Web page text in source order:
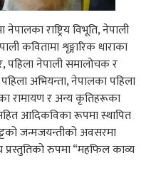
राष्ट्रिय विभूति, नेपाली
कवितामा शृङ्गारिक धाराका
पहिला नेपाली समालोचक र
अभियन्ता, नेपालका पहिला
रामायण र अन्य कृतिहरूका
आदिकविका रूपमा स्थापित
जन्मजयन्तीको अवसरमा
रुपमा “महफिल काव्य